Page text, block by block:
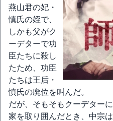
燕山君の妃・
慎氏の姪で、
しかも父がク
ーデターで功
臣たちに殺し
たため、功臣
たちは王后・
慎氏の廃位を叫んだ。
だが、そもそもクーデター
家を取り囲んだとき、中宗